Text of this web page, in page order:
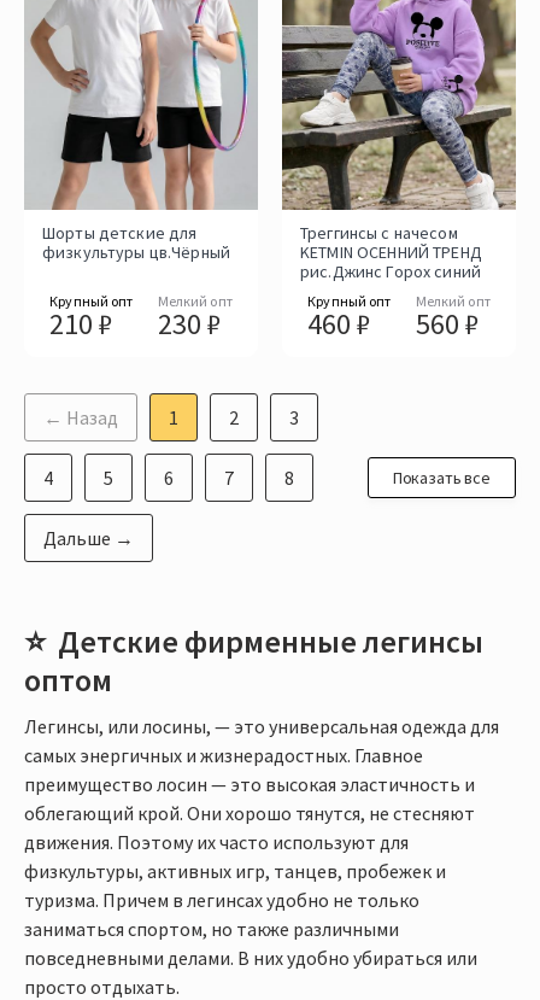
Шорты детские для
физкультуры цв.Чёрный
Крупный опт
210 ₽
Мелкий опт
230 ₽
Треггинсы с начесом
KETMIN ОСЕННИЙ ТРЕНД
рис.Джинс Горох синий
Крупный опт
460 ₽
Мелкий опт
560 ₽
← Назад 1 2 3
4 5 6 7 8
Дальше →
Показать все
Детские фирменные легинсы
оптом
Легинсы, или лосины, — это универсальная одежда для
самых энергичных и жизнерадостных. Главное
преимущество лосин — это высокая эластичность и
облегающий крой. Они хорошо тянутся, не стесняют
движения. Поэтому их часто используют для
физкультуры, активных игр, танцев, пробежек и
туризма. Причем в легинсах удобно не только
заниматься спортом, но также различными
повседневными делами. В них удобно убираться или
просто отдыхать.